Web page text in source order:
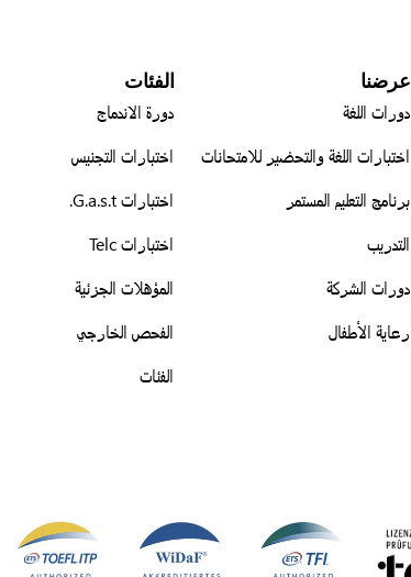
عرضنا
دورات اللغة
اختبارات اللغة والتحضير للامتحانات
برنامج التعليم المستمر
التدريب
دورات الشركة
رعاية الأطفال
الفئات
دورة الاندماج
اختبارات التجنيس
اختبارات G.a.s.t.
اختبارات Telc
المؤهلات الجزئية
الفحص الخارجي
الفئات